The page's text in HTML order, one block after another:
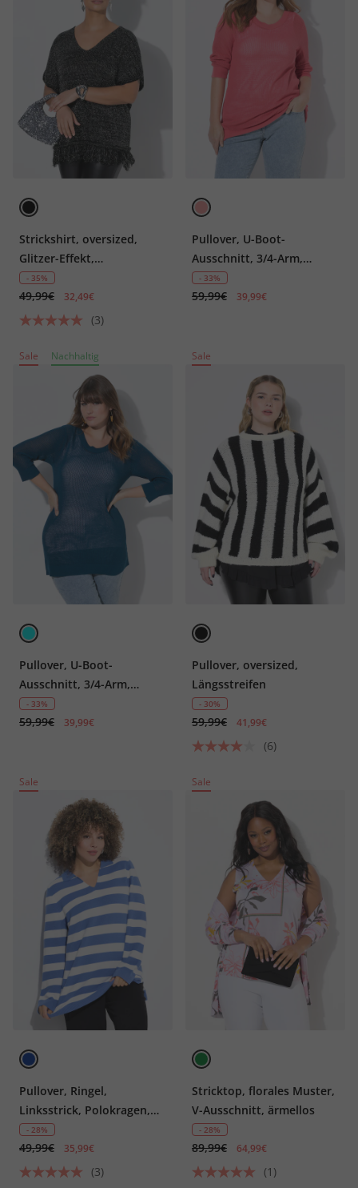
Strickshirt, oversized,
Glitzer-Effekt,
Fransensaum
- 35%
49,99€ 32,49€
(3)
Pullover, U-Boot-
Ausschnitt, 3/4-Arm,
Biobaumwolle
- 33%
59,99€ 39,99€
Sale Nachhaltig
Pullover, U-Boot-
Ausschnitt, 3/4-Arm,
Biobaumwolle
- 33%
59,99€ 39,99€
Sale
Pullover, oversized,
Längsstreifen
- 30%
59,99€ 41,99€
(6)
Sale
Pullover, Ringel,
Linksstrick, Polokragen,
Langarm
- 28%
49,99€ 35,99€
(3)
Sale
Stricktop, florales Muster,
V-Ausschnitt, ärmellos
- 28%
89,99€ 64,99€
(1)